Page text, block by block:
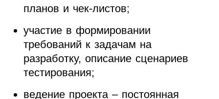
планов и чек-листов;
участие в формировании
требований к задачам на
разработку, описание сценариев
тестирования;
ведение проекта – постоянная